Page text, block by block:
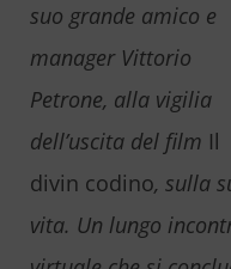
suo grande amico e
manager Vittorio
Petrone, alla vigilia
dell’uscita del film Il
divin codino, sulla
vita. Un lungo